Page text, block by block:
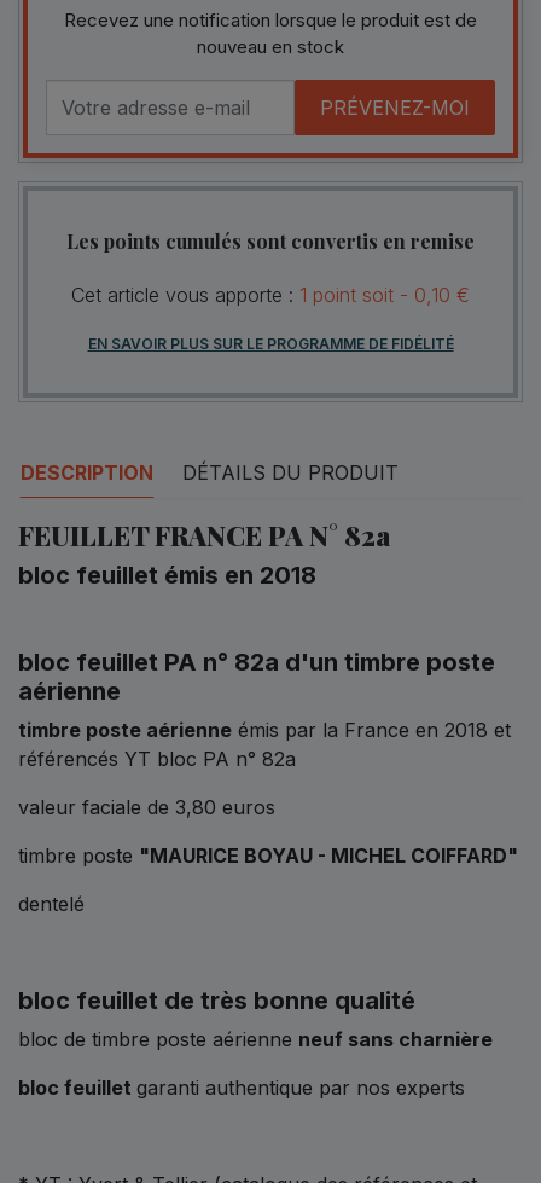
Recevez une notification lorsque le produit est de
nouveau en stock
PRÉVENEZ-MOI
Les points cumulés sont convertis en remise
Cet article vous apporte : 1 point soit - 0,10 €
EN SAVOIR PLUS SUR LE PROGRAMME DE FIDÉLITÉ
DESCRIPTION DÉTAILS DU PRODUIT
FEUILLET FRANCE PA N° 82a
bloc feuillet émis en 2018
bloc feuillet PA n° 82a d'un timbre poste
aérienne
timbre poste aérienne émis par la France en 2018 et
référencés YT bloc PA n° 82a
valeur faciale de 3,80 euros
timbre poste "MAURICE BOYAU - MICHEL COIFFARD"
dentelé
bloc feuillet de très bonne qualité
bloc de timbre poste aérienne neuf sans charnière
bloc feuillet garanti authentique par nos experts